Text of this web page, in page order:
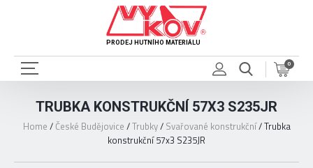
PRODEJ HUTNÍHO MATERIÁLU
0
TRUBKA KONSTRUKČNÍ 57X3 S235JR
Home / České Budějovice /Trubky/ Svařované konstrukční/Trubka
konstrukční 57x3 S235JR